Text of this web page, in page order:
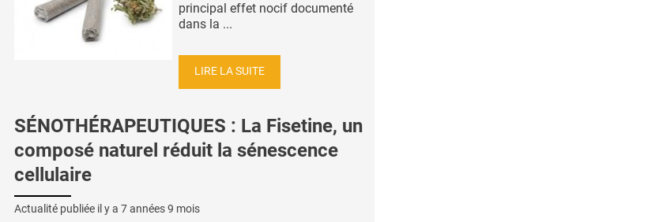
principal effet nocif documenté
dans la ...
LIRE LA SUITE
SÉNOTHÉRAPEUTIQUES : La Fisetine, un
composé naturel réduit la sénescence
cellulaire
Actualité publiée il y a 7 années 9 mois